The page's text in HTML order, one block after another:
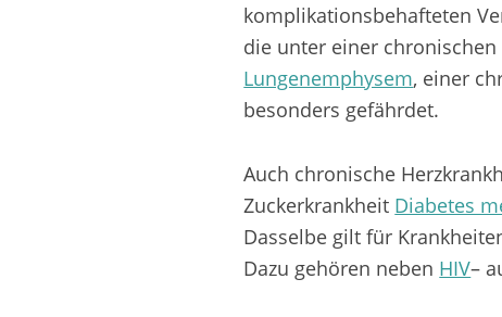
komplikationsbehafteten
die unter einer
Lungenemphysem, einer
besonders gefährdet.
Auch chronische
Zuckerkrankheit Diabetes
Dasselbe gilt für
Dazu gehören neben HIV–